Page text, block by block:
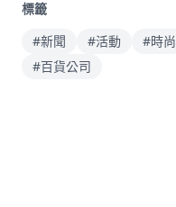
標籤
#新聞
#活動 #時尚
#百貨公司